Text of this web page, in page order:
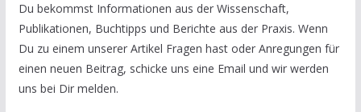
Du bekommst Informationen aus der Wissenschaft,
Publikationen, Buchtipps und Berichte aus der Praxis. Wenn
Du zu einem unserer Artikel Fragen hast oder Anregungen für
einen neuen Beitrag, schicke uns eine Email und wir werden
uns bei Dir melden.